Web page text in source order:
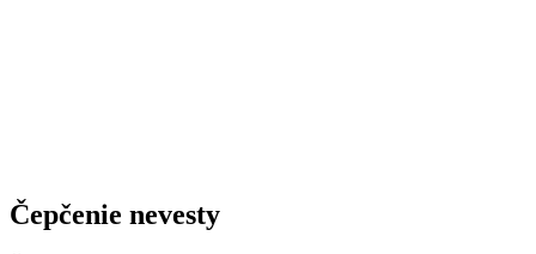
Čepčenie nevesty